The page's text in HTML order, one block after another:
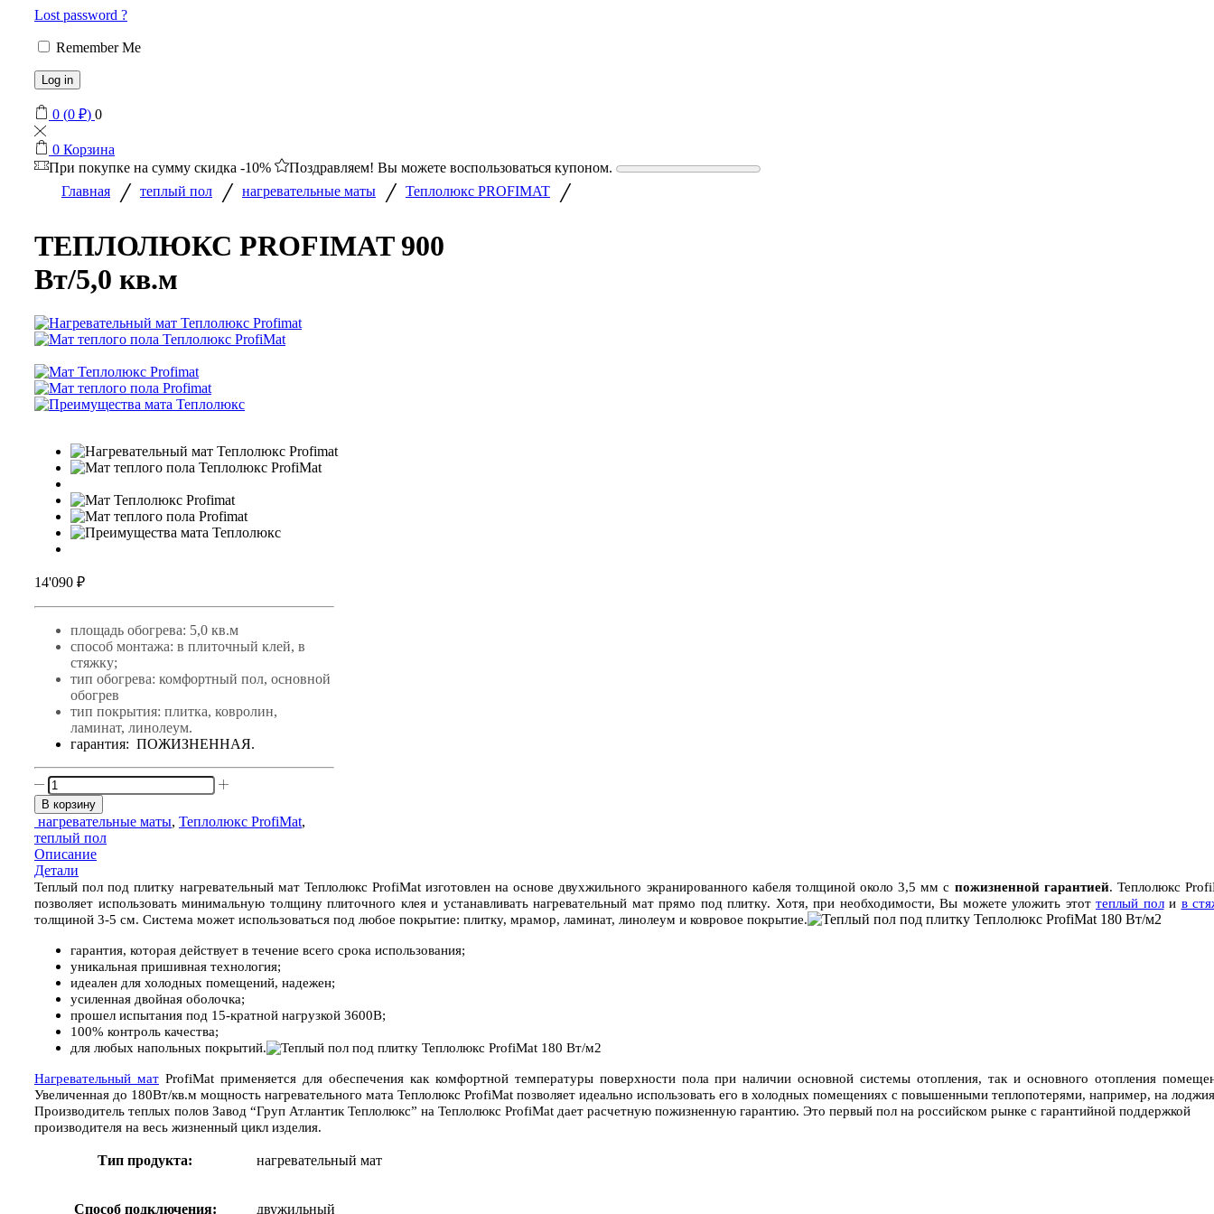
Lost password ?
Remember Me
Log in
0 (0 ₽) 0
0 Корзина
При покупке на сумму скидка -10%
Поздравляем! Вы можете воспользоваться купоном.
Главная / теплый пол / нагревательные маты / Теплолюкс PROFIMAT /
ТЕПЛОЛЮКС PROFIMAT 900
Вт/5,0 кв.м
14'090 ₽
площадь обогрева: 5,0 кв.м
способ монтажа: в плиточный клей, в
стяжку;
тип обогрева: комфортный пол, основной
обогрев
тип покрытия: плитка, ковролин,
ламинат, линолеум.
гарантия: ПОЖИЗНЕННАЯ.
Количество
товара
ТЕПЛОЛЮКС
PROFIMAT
900
Вт/5,0
кв.м
В корзину
нагревательные маты, Теплолюкс ProfiMat,
теплый пол
Описание
Детали
Теплый пол под плитку нагревательный мат Теплолюкс ProfiMat изготовлен на основе двухжильного экранированного кабеля толщиной около 3,5 мм с пожизненной гарантией. Теплолюкс
позволяет использовать минимальную толщину плиточного клея и устанавливать нагревательный мат прямо под плитку. Хотя, при необходимости, Вы можете уложить этот теплый поли в
толщиной 3-5 см. Система может использоваться под любое покрытие: плитку, мрамор, ламинат, линолеум и ковровое покрытие.
гарантия, которая действует в течение всего срока использования;
уникальная пришивная технология;
идеален для холодных помещений, надежен;
усиленная двойная оболочка;
прошел испытания под 15-кратной нагрузкой 3600В;
100% контроль качества;
для любых напольных покрытий.
Нагревательный матProfiMat применяется для обеспечения как комфортной температуры поверхности пола при наличии основной системы отопления, так и основного отопления
Увеличенная до 180Вт/кв.м мощность нагревательного мата Теплолюкс ProfiMat позволяет идеально использовать его в холодных помещениях с повышенными теплопотерями, например, на
Производитель теплых полов Завод “Груп Атлантик Теплолюкс” на Теплолюкс ProfiMat дает расчетную пожизненную гарантию. Это первый пол на российском рынке с гарантийной поддержкой
производителя на весь жизненный цикл изделия.
Тип продукта: нагревательный мат
Способ подключения: двужильный